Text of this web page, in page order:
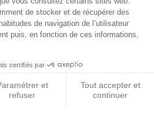
LAND - Tous droits réservés